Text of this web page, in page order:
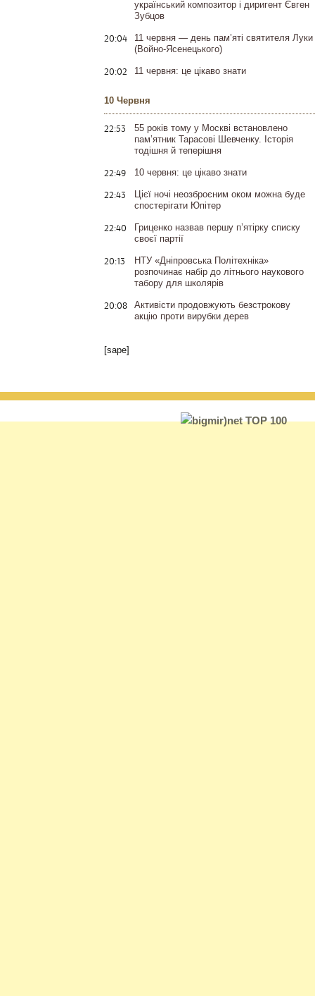
український композитор і диригент Євген
Зубцов
20:04
11 червня — день пам’яті святителя Луки
(Войно-Ясенецького)
20:02 11 червня: це цікаво знати
10 Червня
22:53
55 років тому у Москві встановлено
пам’ятник Тарасові Шевченку. Історія
тодішня й теперішня
22:49 10 червня: це цікаво знати
22:43
Цієї ночі неозброєним оком можна буде
спостерігати Юпітер
22:40
Гриценко назвав першу п’ятірку списку
своєї партії
20:13
НТУ «Дніпровська Політехніка»
розпочинає набір до літнього наукового
табору для школярів
20:08
Активісти продовжують безстрокову
акцію проти вирубки дерев
[sape]